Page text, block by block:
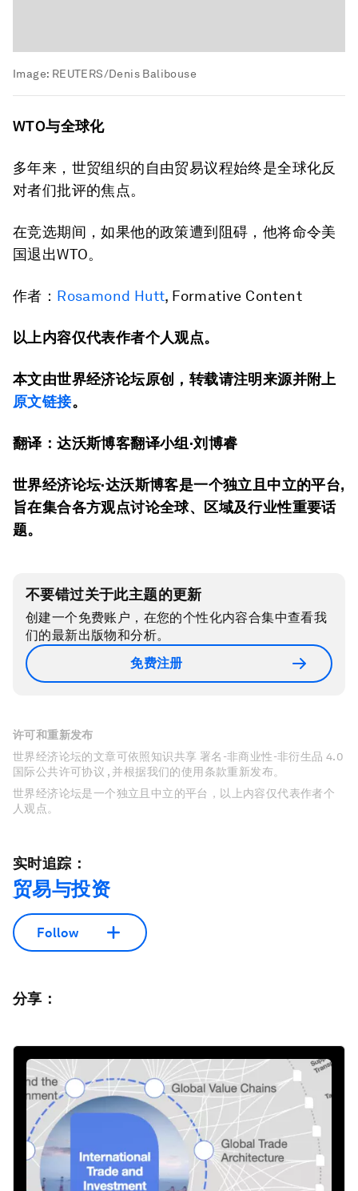
Image: REUTERS/Denis Balibouse
WTO与全球化
多年来，世贸组织的自由贸易议程始终是全球化反
对者们批评的焦点。
在竞选期间，如果他的政策遭到阻碍，他将命令美
国退出WTO。
作者： Rosamond Hutt, Formative Content
以上内容仅代表作者个人观点。
本文由世界经济论坛原创，转载请注明来源并附上
原文链接。
翻译：达沃斯博客翻译小组·刘博睿
世界经济论坛·达沃斯博客是一个独立且中立的平台,
旨在集合各方观点讨论全球、区域及行业性重要话
题。
不要错过关于此主题的更新
创建一个免费账户，在您的个性化内容合集中查看我
们的最新出版物和分析。
免费注册
许可和重新发布
世界经济论坛的文章可依照知识共享 署名-非商业性-非衍生品 4.0
国际公共许可协议 , 并根据我们的使用条款重新发布。
世界经济论坛是一个独立且中立的平台，以上内容仅代表作者个
人观点。
实时追踪：
贸易与投资
Follow
分享：